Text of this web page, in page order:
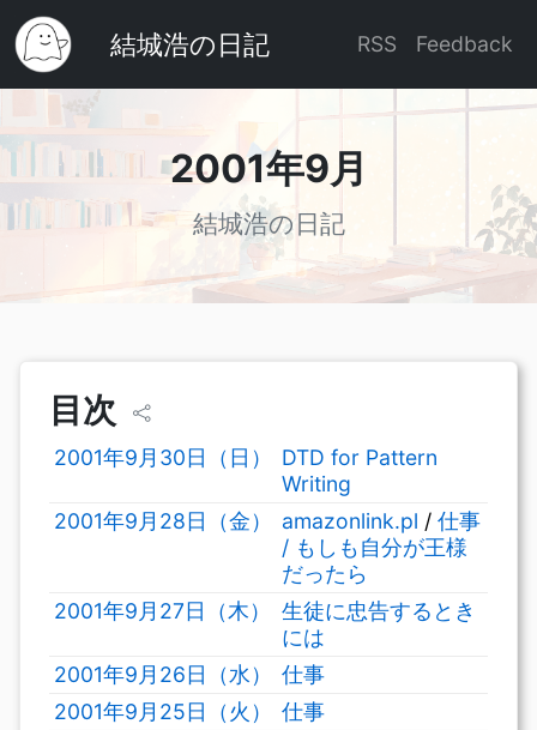
結城浩の日記 RSS Feedback
2001年9月
結城浩の日記
目次
2001年9月30日（日）
DTD for Pattern
Writing
2001年9月28日（金）
amazonlink.pl / 仕事
/ もしも自分が王様
だったら
2001年9月27日（木）
生徒に忠告するとき
には
2001年9月26日（水）
仕事
2001年9月25日（火）
仕事